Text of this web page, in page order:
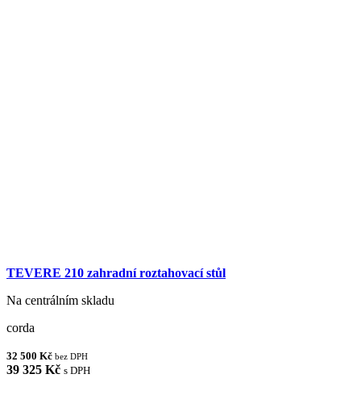
TEVERE 210 zahradní roztahovací stůl
Na centrálním skladu
corda
32 500 Kč bez DPH
39 325 Kč s DPH